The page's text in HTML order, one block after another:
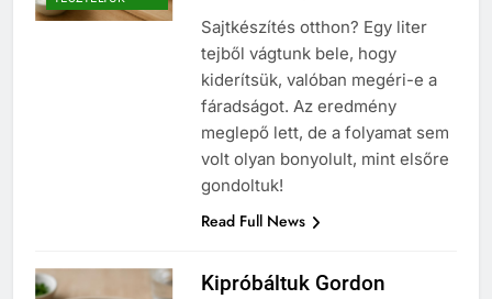
Sajtkészítés otthon? Egy liter
tejből vágtunk bele, hogy
kiderítsük, valóban megéri-e a
fáradságot. Az eredmény
meglepő lett, de a folyamat sem
volt olyan bonyolult, mint elsőre
gondoltuk!
Read Full News
Kipróbáltuk Gordon